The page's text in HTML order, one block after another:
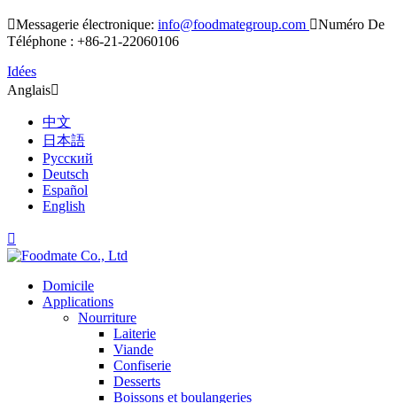
Messagerie électronique: info@foodmategroup.com Numéro De
Téléphone : +86-21-22060106
Idées
Anglais
中文
日本語
Русский
Deutsch
Español
English

Domicile
Applications
Nourriture
Laiterie
Viande
Confiserie
Desserts
Boissons et boulangeries